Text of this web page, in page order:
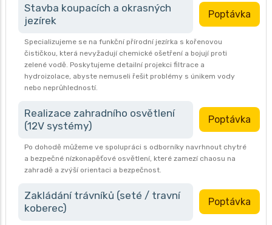
Stavba koupacích a okrasných
jezírek
Poptávka
Specializujeme se na funkční přírodní jezírka s kořenovou
čističkou, která nevyžadují chemické ošetření a bojují proti
zelené vodě. Poskytujeme detailní projekci filtrace a
hydroizolace, abyste nemuseli řešit problémy s únikem vody
nebo neprůhledností.
Realizace zahradního osvětlení
(12V systémy)
Poptávka
Po dohodě můžeme ve spolupráci s odborníky navrhnout chytré
a bezpečné nízkonapěťové osvětlení, které zamezí chaosu na
zahradě a zvýší orientaci a bezpečnost.
Zakládání trávníků (seté / travní
koberec)
Poptávka